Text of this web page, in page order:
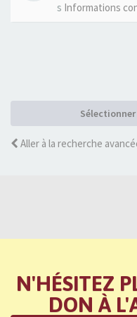
s Informations
Aller à la recherche
N'HÉSITEZ
DON À